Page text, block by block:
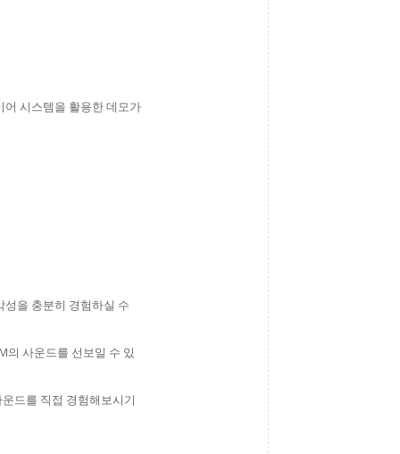
시스템을 활용한 데모가
을 충분히 경험하실 수
사운드를 선보일 수 있
드를 직접 경험해보시기